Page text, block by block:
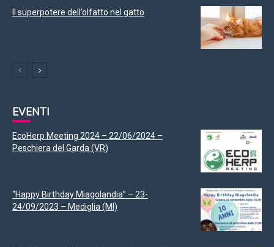
Il superpotere dell’olfatto nel gatto
EVENTI
EcoHerp Meeting 2024 – 22/06/2024 –
Peschiera del Garda (VR)
“Happy Birthday Miagolandia” – 23-
24/09/2023 – Mediglia (MI)